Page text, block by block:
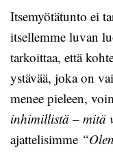
Itsemyötätunto ei
itsellemme luvan
tarkoittaa, että
ystävää, joka on
menee pieleen,
inhimillistä – mitä
ajattelisimme